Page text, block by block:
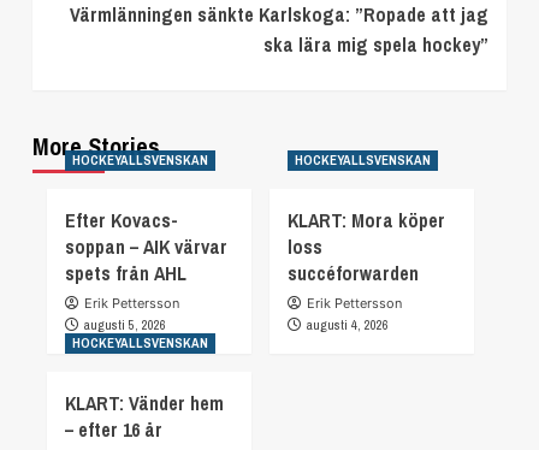
Värmlänningen sänkte Karlskoga: ”Ropade att jag
ska lära mig spela hockey”
More Stories
HOCKEYALLSVENSKAN
Efter Kovacs-
soppan – AIK värvar
spets från AHL
Erik Pettersson
augusti 5, 2026
HOCKEYALLSVENSKAN
KLART: Mora köper
loss
succéforwarden
Erik Pettersson
augusti 4, 2026
HOCKEYALLSVENSKAN
KLART: Vänder hem
– efter 16 år